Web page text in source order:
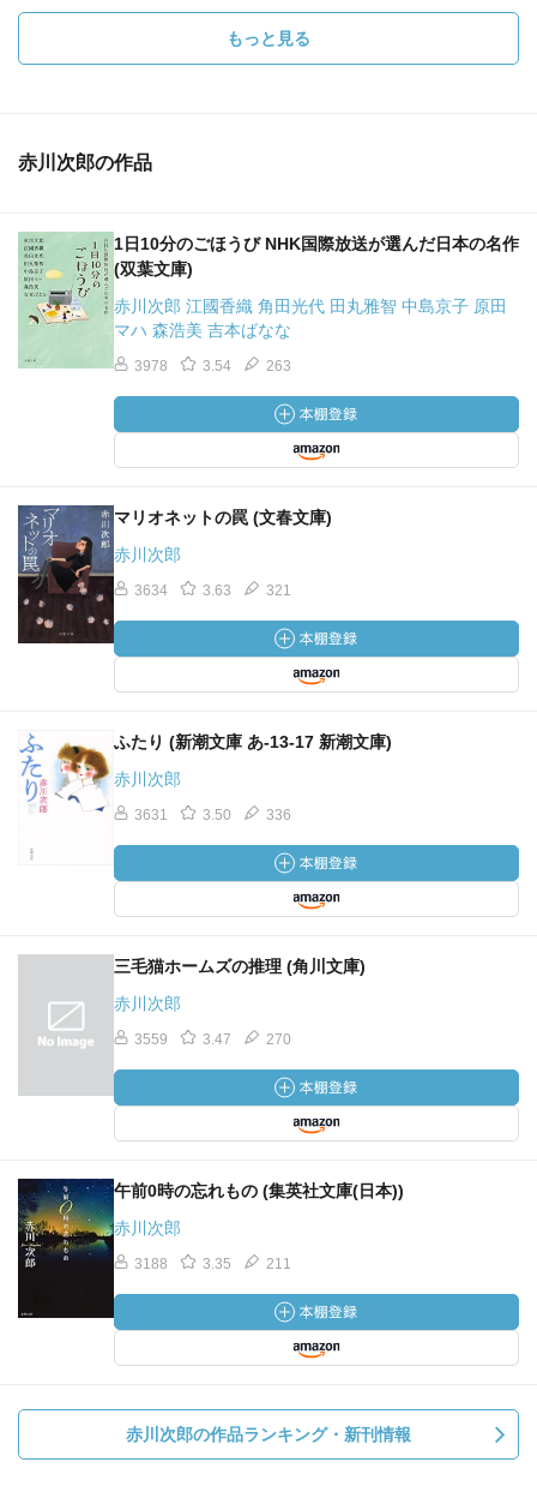
もっと見る
赤川次郎の作品
1日10分のごほうび NHK国際放送が選んだ日本の名作
(双葉文庫)
赤川次郎 江國香織 角田光代 田丸雅智 中島京子 原田
マハ 森浩美 吉本ばなな
3978 3.54 263
マリオネットの罠 (文春文庫)
赤川次郎
3634 3.63 321
ふたり (新潮文庫 あ-13-17 新潮文庫)
赤川次郎
3631 3.50 336
三毛猫ホームズの推理 (角川文庫)
赤川次郎
3559 3.47 270
午前0時の忘れもの (集英社文庫(日本))
赤川次郎
3188 3.35 211
赤川次郎の作品ランキング・新刊情報